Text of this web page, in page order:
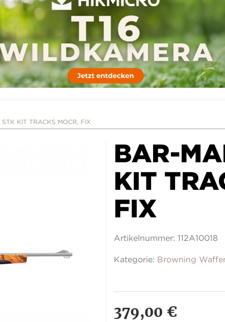
KIT TRACKS MOCR, FIX
BAR-
KIT
FIX
Artikelnummer: 112A10018
Kategorie: Browning
379,00 €